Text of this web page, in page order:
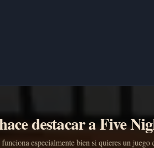
destacar a Five
especialmente bien si quieres un